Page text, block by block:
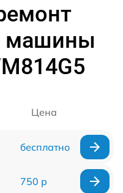
машины
Цена
бесплатно
750 р